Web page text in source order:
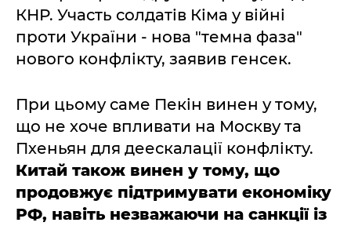
КНР. Участь солдатів Кіма у війні
проти України - нова "темна фаза"
нового конфлікту, заявив генсек.
При цьому саме Пекін винен у тому,
що не хоче впливати на Москву та
Пхеньян для деескалації конфлікту.
Китай також винен у тому, що
продовжує підтримувати економіку
РФ, навіть незважаючи на санкції із